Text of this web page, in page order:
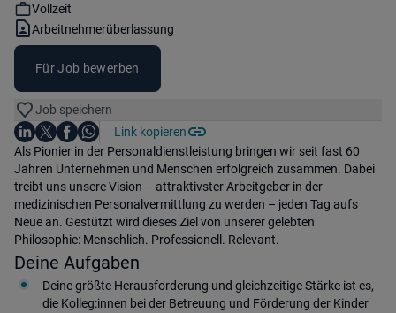
Workhours:
Vollzeit
Vertragsart:
Arbeitnehmerüberlassung
Für Job bewerben
Job speichern
Teile diesen Job
Auf LinkedIn teilen
Auf X teilen
Auf Facebook teilen
Auf WhatsApp teilen
Link kopieren
Einleitung
Als Pionier in der Personaldienstleistung bringen wir seit fast 60
Jahren Unternehmen und Menschen erfolgreich zusammen. Dabei
treibt uns unsere Vision – attraktivster Arbeitgeber in der
medizinischen Personalvermittlung zu werden – jeden Tag aufs
Neue an. Gestützt wird dieses Ziel von unserer gelebten
Philosophie: Menschlich. Professionell. Relevant.
Deine Aufgaben
Deine größte Herausforderung und gleichzeitige Stärke ist es,
die Kolleg:innen bei der Betreuung und Förderung der Kinder